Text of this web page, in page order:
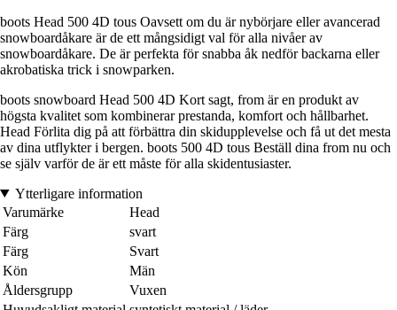
boots Head 500 4D tous Oavsett om du är nybörjare eller avancerad
snowboardåkare är de ett mångsidigt val för alla nivåer av
snowboardåkare. De är perfekta för snabba åk nedför backarna eller
akrobatiska trick i snowparken.
boots snowboard Head 500 4D Kort sagt, from är en produkt av
högsta kvalitet som kombinerar prestanda, komfort och hållbarhet.
Head Förlita dig på att förbättra din skidupplevelse och få ut det mesta
av dina utflykter i bergen. boots 500 4D tous Beställ dina from nu och
se själv varför de är ett måste för alla skidentusiaster.
Ytterligare information
Varumärke
Head
Färg
svart
Färg
Svart
Kön
Män
Åldersgrupp
Vuxen